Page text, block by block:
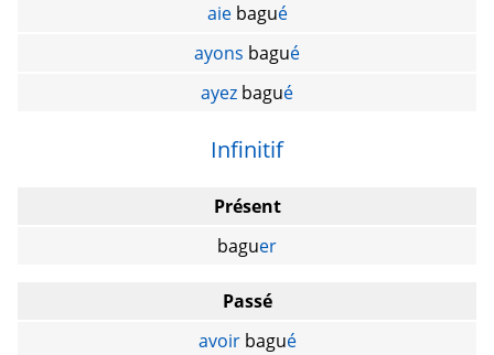
aiebagué
ayons bagué
ayez bagué
Infinitif
Présent
baguer
Passé
avoirbagué